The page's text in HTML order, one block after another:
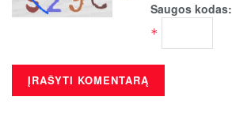
Saugos kodas:
*